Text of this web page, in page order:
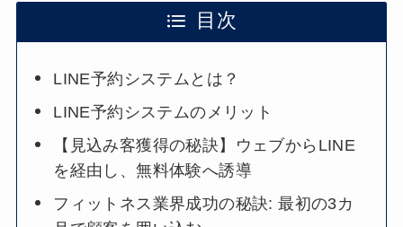
目次
LINE予約システムとは？
LINE予約システムのメリット
【見込み客獲得の秘訣】ウェブからLINE
を経由し、無料体験へ誘導
フィットネス業界成功の秘訣: 最初の3カ